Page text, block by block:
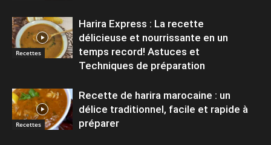
Recettes
Harira Express : La recette
délicieuse et nourrissante en un
temps record! Astuces et
Techniques de préparation
Recettes
Recette de harira marocaine : un
délice traditionnel, facile et rapide à
préparer